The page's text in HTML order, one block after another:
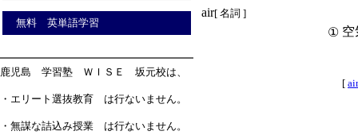
無料 英単語学習
鹿児島 学習塾 ＷＩＳＥ 坂元校は、
・エリート選抜教育 は行ないません。
・無謀な詰込み授業 は行ないません。
air[ 名詞 ]
① 空
[